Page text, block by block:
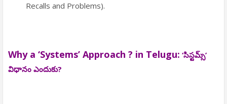
Recalls and Problems).
Why a ‘Systems’ Approach ? in Telugu: ‘సిస్టమ్స్’
విధానం ఎందుకు?